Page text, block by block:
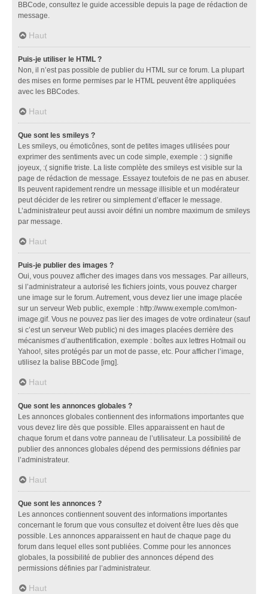
BBCode, consultez le guide accessible depuis la page de rédaction de
message.
Haut
Puis-je utiliser le HTML ?
Non, il n’est pas possible de publier du HTML sur ce forum. La plupart
des mises en forme permises par le HTML peuvent être appliquées
avec les BBCodes.
Haut
Que sont les smileys ?
Les smileys, ou émoticônes, sont de petites images utilisées pour
exprimer des sentiments avec un code simple, exemple : :) signifie
joyeux, :( signifie triste. La liste complète des smileys est visible sur la
page de rédaction de message. Essayez toutefois de ne pas en abuser.
Ils peuvent rapidement rendre un message illisible et un modérateur
peut décider de les retirer ou simplement d’effacer le message.
L’administrateur peut aussi avoir défini un nombre maximum de smileys
par message.
Haut
Puis-je publier des images ?
Oui, vous pouvez afficher des images dans vos messages. Par ailleurs,
si l’administrateur a autorisé les fichiers joints, vous pouvez charger
une image sur le forum. Autrement, vous devez lier une image placée
sur un serveur Web public, exemple : http://www.exemple.com/mon-
image.gif. Vous ne pouvez pas lier des images de votre ordinateur (sauf
si c’est un serveur Web public) ni des images placées derrière des
mécanismes d’authentification, exemple : boîtes aux lettres Hotmail ou
Yahoo!, sites protégés par un mot de passe, etc. Pour afficher l’image,
utilisez la balise BBCode [img].
Haut
Que sont les annonces globales ?
Les annonces globales contiennent des informations importantes que
vous devez lire dès que possible. Elles apparaissent en haut de
chaque forum et dans votre panneau de l’utilisateur. La possibilité de
publier des annonces globales dépend des permissions définies par
l’administrateur.
Haut
Que sont les annonces ?
Les annonces contiennent souvent des informations importantes
concernant le forum que vous consultez et doivent être lues dès que
possible. Les annonces apparaissent en haut de chaque page du
forum dans lequel elles sont publiées. Comme pour les annonces
globales, la possibilité de publier des annonces dépend des
permissions définies par l’administrateur.
Haut